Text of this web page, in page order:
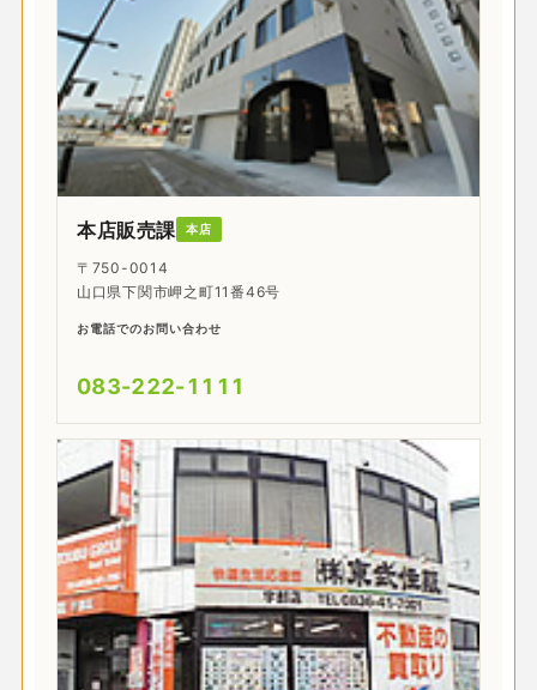
本店販売課 本店
〒750-0014
山口県下関市岬之町11番46号
お電話でのお問い合わせ
083-222-1111